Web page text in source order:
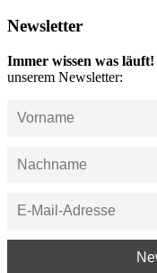
Newsletter
Immer wissen was läuft!
unserem Newsletter: